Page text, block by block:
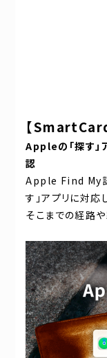
【
Appleの「探す
認
Apple Find My
す」アプリに対応
そこまでの経路